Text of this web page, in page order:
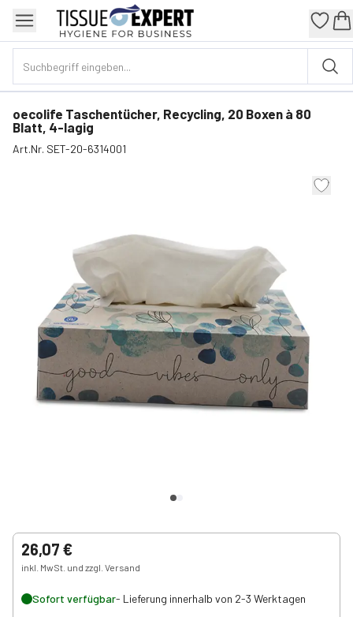
oecolife Taschentücher, Recycling, 20 Boxen à 80
Blatt, 4-lagig
Art.Nr. SET-20-6314001
26,07 €
inkl. MwSt. und zzgl. Versand
Sofort verfügbar- Lieferung innerhalb von 2-3 Werktagen